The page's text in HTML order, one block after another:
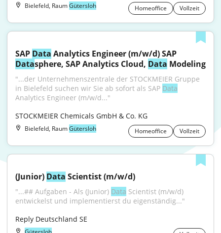
Bielefeld, RaumGütersloh Homeoffice Vollzeit
SAP Data
Datasphere, SAP Analytics Cloud, Data Modeling
"...der Unternehmenszentrale der STOCKMEIER Gruppe
in Bielefeld suchen wir Sie ab sofort als SAP Data
Analytics Engineer (m/w/d..."
STOCKMEIER Chemicals GmbH & Co. KG
Bielefeld, RaumGütersloh Homeoffice Vollzeit
(Junior) Data Scientist (m/w/d)
"...## Aufgaben - Als (Junior) Data Scientist (m/w/d)
entwickelst und implementierst du eigenständig..."
Reply Deutschland SE